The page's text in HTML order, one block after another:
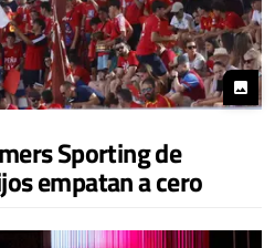
photo
Sporting de
empatan a cero